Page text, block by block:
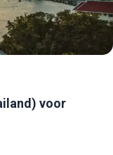
voor